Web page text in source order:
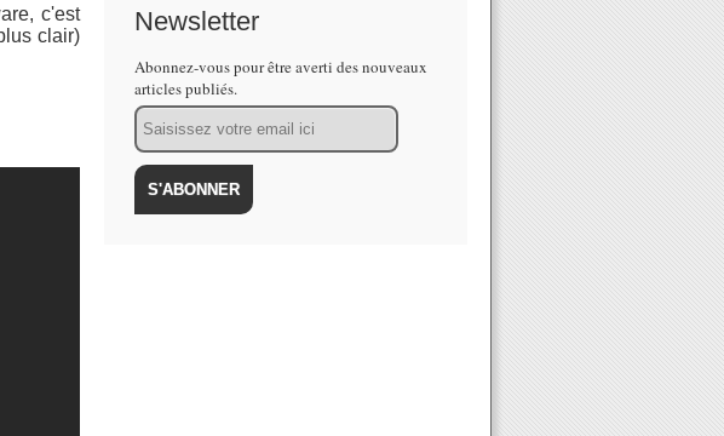
c'est
clair)
Newsletter
Abonnez-vous pour être averti des nouveaux
articles publiés.
Email